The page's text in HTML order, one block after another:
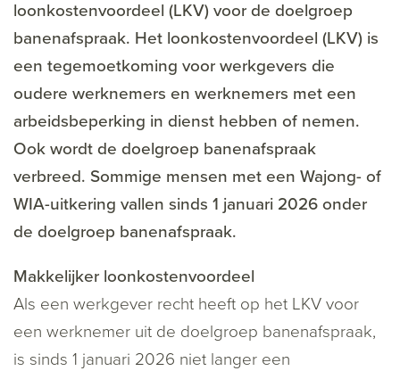
loonkostenvoordeel (LKV) voor de doelgroep
banenafspraak. Het loonkostenvoordeel (LKV) is
een tegemoetkoming voor werkgevers die
oudere werknemers en werknemers met een
arbeidsbeperking in dienst hebben of nemen.
Ook wordt de doelgroep banenafspraak
verbreed. Sommige mensen met een Wajong- of
WIA-uitkering vallen sinds 1 januari 2026 onder
de doelgroep banenafspraak.
Makkelijker loonkostenvoordeel
Als een werkgever recht heeft op het LKV voor
een werknemer uit de doelgroep banenafspraak,
is sinds 1 januari 2026 niet langer een